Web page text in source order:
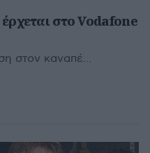
στο Vodafone
στον καναπέ...